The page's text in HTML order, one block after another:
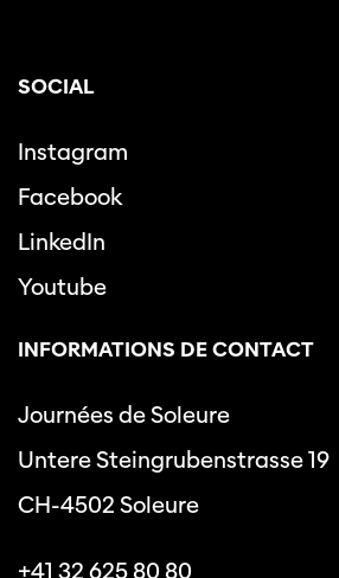
SOCIAL
Instagram
Facebook
LinkedIn
Youtube
INFORMATIONS DE CONTACT
Journées de Soleure
Untere Steingrubenstrasse 19
CH-4502 Soleure
+41 32 625 80 80